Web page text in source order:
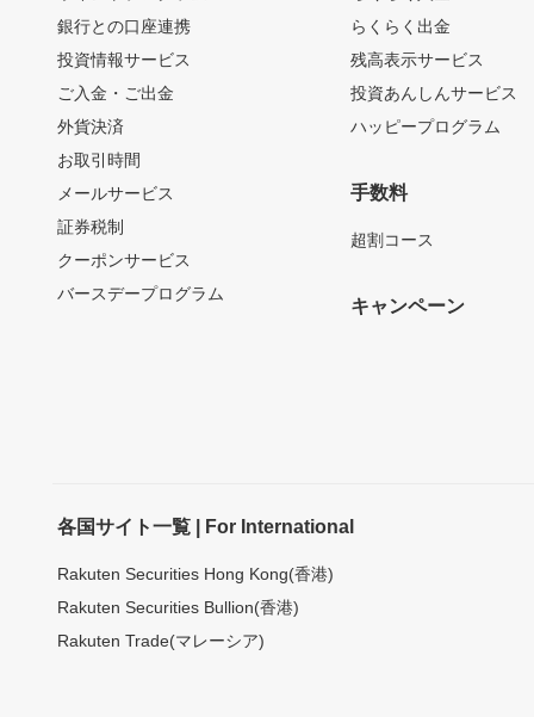
銀行との口座連携
投資情報サービス
ご入金・ご出金
外貨決済
お取引時間
メールサービス
証券税制
クーポンサービス
バースデープログラム
らくらく出金
残高表示サービス
投資あんしんサービス
ハッピープログラム
手数料
超割コース
キャンペーン
各国サイト一覧 | For International
Rakuten Securities Hong Kong(香港)
Rakuten Securities Bullion(香港)
Rakuten Trade(マレーシア)